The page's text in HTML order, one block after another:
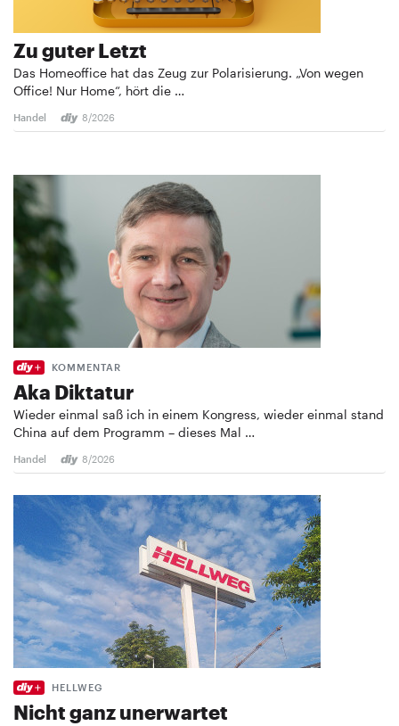
Zu guter Letzt
Das Homeoffice hat das Zeug zur Polarisierung. „Von wegen
Office! Nur Home“, hört die …
Handel 8/2026
KOMMENTAR
Aka Diktatur
Wieder einmal saß ich in einem Kongress, wieder einmal stand
China auf dem Programm – dieses Mal …
Handel 8/2026
HELLWEG
Nicht ganz unerwartet